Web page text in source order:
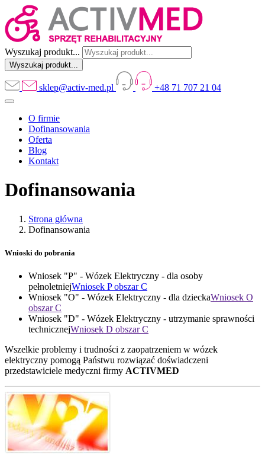
Wyszukaj produkt...
sklep@activ-med.pl +48 71 707 21 04
O firmie
Dofinansowania
Oferta
Blog
Kontakt
Dofinansowania
Strona główna
Dofinansowania
Wnioski do pobrania
Wniosek "P" - Wózek Elektryczny - dla osoby
pełnoletniejWniosek P obszar C
Wniosek "O" - Wózek Elektryczny - dla dzieckaWniosek O
obszar C
Wniosek "D" - Wózek Elektryczny - utrzymanie sprawności
technicznejWniosek D obszar C
Wszelkie problemy i trudności z zaopatrzeniem w wózek
elektryczny pomogą Państwu rozwiązać doświadczeni
przedstawiciele medyczni firmy ACTIVMED